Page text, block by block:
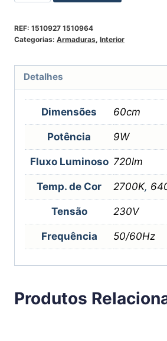
REF: 1510927 1510964
Categorias: Armaduras, Interior
Detalhes
Dimensões 60cm
Potência 9W
Fluxo Luminoso 720lm
Temp. de Cor 2700K,
Tensão 230V
Frequência 50/60Hz
Produtos